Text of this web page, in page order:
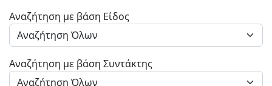
Αναζήτηση με βάση Είδος
Αναζήτηση με βάση Συντάκτης